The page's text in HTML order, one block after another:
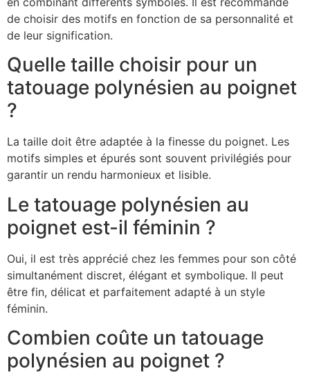
de choisir des motifs en fonction de sa personnalité et
de leur signification.
Quelle taille choisir pour un
tatouage polynésien au poignet
?
La taille doit être adaptée à la finesse du poignet. Les
motifs simples et épurés sont souvent privilégiés pour
garantir un rendu harmonieux et lisible.
Le tatouage polynésien au
poignet est-il féminin ?
Oui, il est très apprécié chez les femmes pour son côté
simultanément discret, élégant et symbolique. Il peut
être fin, délicat et parfaitement adapté à un style
féminin.
Combien coûte un tatouage
polynésien au poignet ?